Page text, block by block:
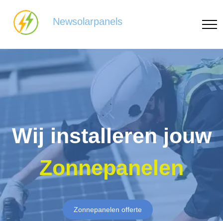
Newsolarpanels
Wij installeren jouw
Zonnepanelen
Zonnepanelen offerte